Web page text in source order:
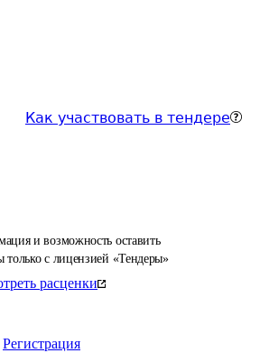
Как участвовать в тендере
и возможность оставить
только с лицензией «Тендеры»
расценки
Регистрация